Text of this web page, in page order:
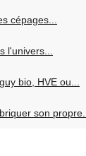
cépages...
l'univers...
bio, HVE ou...
son propre...